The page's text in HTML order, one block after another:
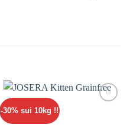
-30% sui 10kg !!